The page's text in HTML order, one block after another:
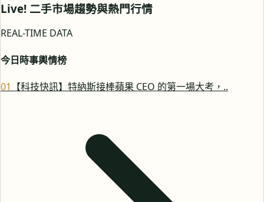
Live! 二手市場趨勢與熱門行情
REAL-TIME DATA
今日時事輿情榜
01 【科技快訊】特納斯接棒蘋果 CEO 的第一場大考，..